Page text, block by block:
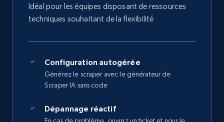
Idéal pour les équipes disposant de ressources
techniques souhaitant de la flexibilité
Configuration autogérée
Générez le scraper avec le générateur de
Scraper IA sans code
Dépannage réactif